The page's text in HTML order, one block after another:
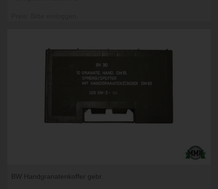
BW Handgranatenkoffer gebr.